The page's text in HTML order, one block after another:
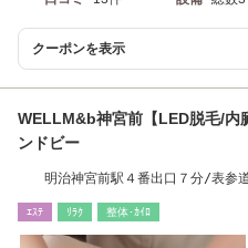
クーポンを表示
WELLM&b神宮前【LED脱毛/内
ンドビー
明治神宮前駅４番出口７分/表参
ｴｽﾃ ﾘﾗｸ 整体･ｶｲﾛ